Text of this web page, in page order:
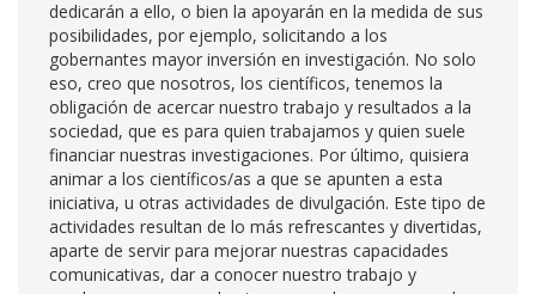
dedicarán a ello, o bien la apoyarán en la medida de sus
posibilidades, por ejemplo, solicitando a los
gobernantes mayor inversión en investigación. No solo
eso, creo que nosotros, los científicos, tenemos la
obligación de acercar nuestro trabajo y resultados a la
sociedad, que es para quien trabajamos y quien suele
financiar nuestras investigaciones. Por último, quisiera
animar a los científicos/as a que se apunten a esta
iniciativa, u otras actividades de divulgación. Este tipo de
actividades resultan de lo más refrescantes y divertidas,
aparte de servir para mejorar nuestras capacidades
comunicativas, dar a conocer nuestro trabajo y